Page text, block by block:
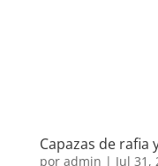
Capazas de rafia
por admin | Jul 31,